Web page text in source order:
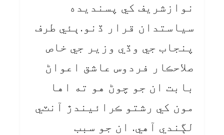
نوازشريف کي پسنديده
سياستدان قرار ڏنو.ٻئي طرف
پنجاب جي وڏي وزير جي خاص
صلاحڪار فردوس عاشق اعواڻ
بابت ان جو چوڻ هو ته اها
مون کي رشتو ڪرائيندڙ آنٽي
لڳندي آهي. ان جو سبب